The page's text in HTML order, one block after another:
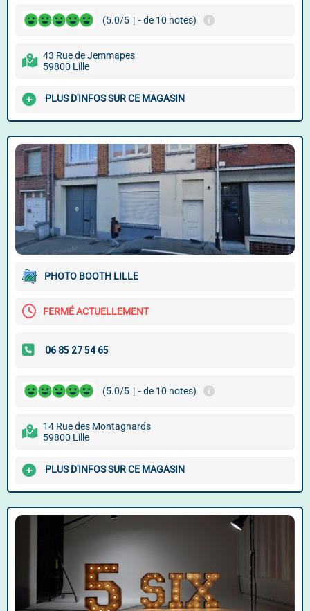
(5.0/5 | - de 10 notes)
43 Rue de Jemmapes
59800 Lille
PLUS D'INFOS SUR CE MAGASIN
PHOTO BOOTH LILLE
FERMÉ ACTUELLEMENT
(5.0/5 | - de 10 notes)
14 Rue des Montagnards
59800 Lille
PLUS D'INFOS SUR CE MAGASIN